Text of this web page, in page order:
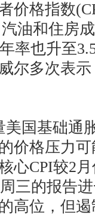
价格指数
油和住房
率也升至
尔多次表
国基础通
价格压力
心CPI较2
三的报告
高位，但